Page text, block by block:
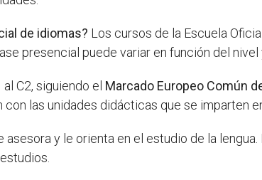
de idiomas? Los cursos de la Escuela
presencial puede variar en función del nivel
al C2, siguiendo el Marcado Europeo Común
con las unidades didácticas que se imparten
asesora y le orienta en el estudio de la